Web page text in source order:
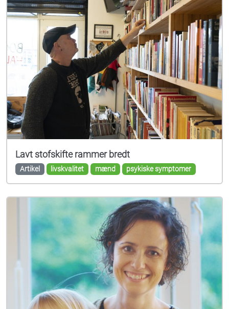
Lavt stofskifte rammer bredt
Artikel livskvalitet mænd psykiske symptomer